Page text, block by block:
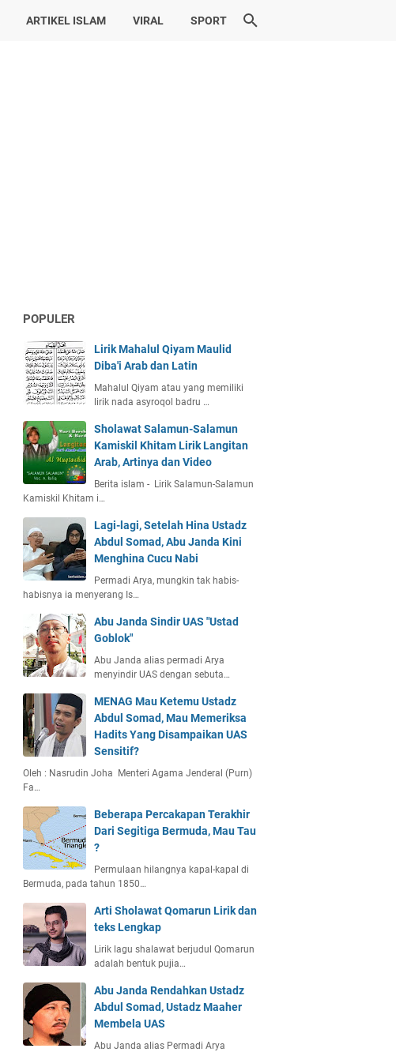
ARTIKEL ISLAM VIRAL SPORT
POPULER
Lirik Mahalul Qiyam Maulid
Diba'i Arab dan Latin
Mahalul Qiyam atau yang memiliki
lirik nada asyroqol badru …
Sholawat Salamun-Salamun
Kamiskil Khitam Lirik Langitan
Arab, Artinya dan Video
Berita islam - Lirik Salamun-Salamun
Kamiskil Khitam i…
Lagi-lagi, Setelah Hina Ustadz
Abdul Somad, Abu Janda Kini
Menghina Cucu Nabi
Permadi Arya, mungkin tak habis-
habisnya ia menyerang Is…
Abu Janda Sindir UAS "Ustad
Goblok"
Abu Janda alias permadi Arya
menyindir UAS dengan sebuta…
MENAG Mau Ketemu Ustadz
Abdul Somad, Mau Memeriksa
Hadits Yang Disampaikan UAS
Sensitif?
Oleh : Nasrudin Joha Menteri Agama Jenderal (Purn)
Fa…
Beberapa Percakapan Terakhir
Dari Segitiga Bermuda, Mau Tau
?
Permulaan hilangnya kapal-kapal di
Bermuda, pada tahun 1850…
Arti Sholawat Qomarun Lirik dan
teks Lengkap
Lirik lagu shalawat berjudul Qomarun
adalah bentuk pujia…
Abu Janda Rendahkan Ustadz
Abdul Somad, Ustadz Maaher
Membela UAS
Abu Janda alias Permadi Arya